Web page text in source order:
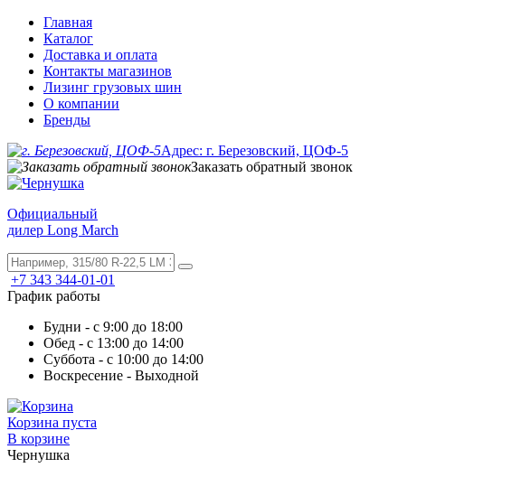
Главная
Каталог
Доставка и оплата
Контакты магазинов
Лизинг грузовых шин
О компании
Бренды
Адрес: г. Березовский, ЦОФ-5
Заказать обратный звонок
Официальный
дилер Long March
+7 343 344-01-01
График работы
Будни - с 9:00 до 18:00
Обед - с 13:00 до 14:00
Суббота - с 10:00 до 14:00
Воскресение - Выходной
Корзина пуста
В корзине
Чернушка